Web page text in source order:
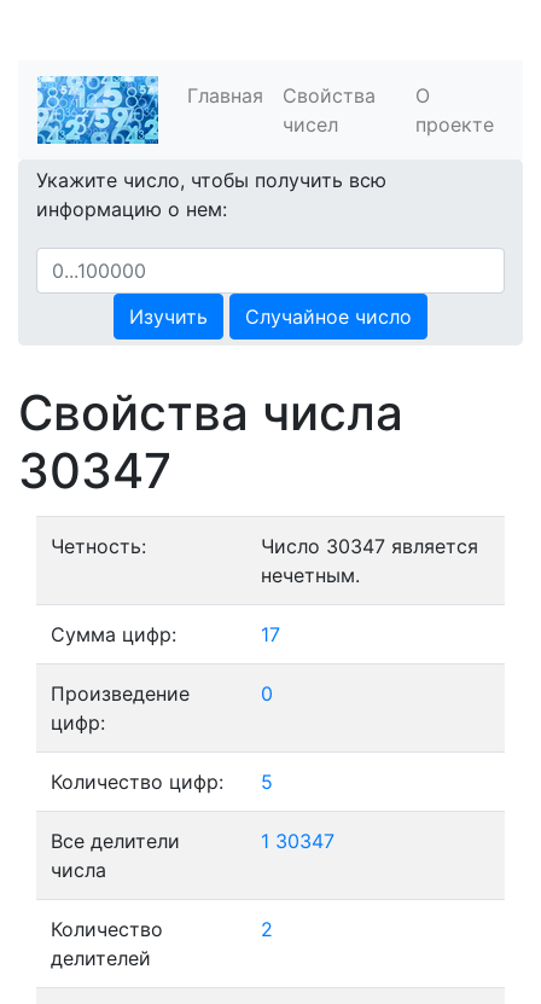
Главная
Свойства
чисел
О
проекте
Укажите число, чтобы получить всю
информацию о нем:
Изучить Случайное число
Свойства числа
30347
Четность:
Число 30347 является
нечетным.
Сумма цифр: 17
Произведение
цифр:
0
Количество цифр: 5
Все делители
числа
1 30347
Количество
делителей
2